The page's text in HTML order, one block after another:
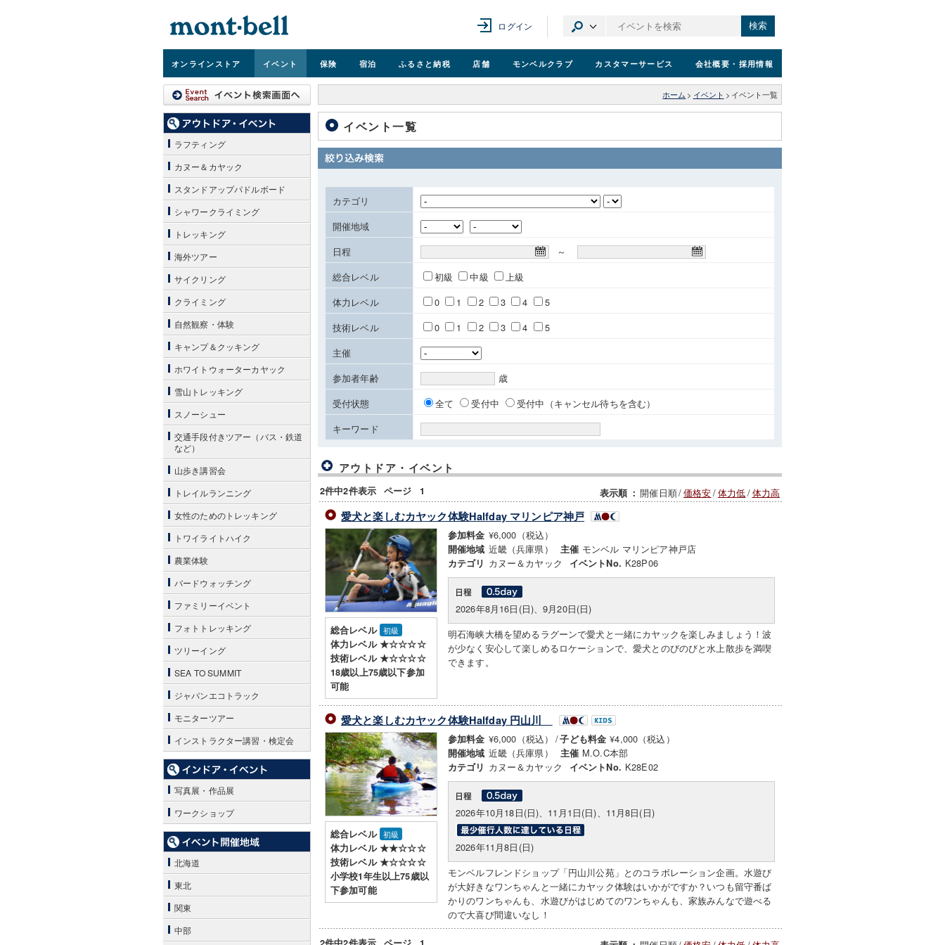
ログイン 検索
オンラインストア イベント 保険 宿泊 ふるさと納税 店舗 モンベルクラブ カスタマーサービス 会社概要 ・採用情報
ホーム > イベント > イベント一覧
イベント一覧
カテゴリ
開催地域
日程
～
総合レベル
初級 中級
上級
体力レベル
0 1 2 3 4
5
技術レベル
0 1 2 3 4
5
主催
参加者年齢
歳
受付状態
全て 受付中
受付中（キャンセル待ちを含む）
キーワード
アウトドア・イベント
2件中2件表示 ページ 1 表示順 ： 開催日順/価格安/体力低/体力高
愛犬と楽しむカヤック体験Halfday マリンピア神戸
総合レベル 初級
体力レベル ★☆☆☆☆
技術レベル ★☆☆☆☆
18歳以上75歳以下参加
可能
参加料金 ¥6,000（税込）
開催地域 近畿（兵庫県） 主催 モンベル マリンピア神戸店
カテゴリ カヌー＆カヤック イベントNo. K28P06
2026年8月16日(日)、9月20日(日)
明石海峡大橋を望めるラグーンで愛犬と一緒にカヤックを楽しみましょう！波
が少なく安心して楽しめるロケーションで、愛犬とのびのびと水上散歩を満喫
できます。
愛犬と楽しむカヤック体験Halfday 円山川
総合レベル 初級
体力レベル ★★☆☆☆
技術レベル ★☆☆☆☆
小学校1年生以上75歳以
下参加可能
参加料金 ¥6,000（税込） /子ども料金 ¥4,000（税込）
開催地域 近畿（兵庫県） 主催 M.O.C本部
カテゴリ カヌー＆カヤック イベントNo. K28E02
2026年10月18日(日)、11月1日(日)、11月8日(日)
2026年11月8日(日)
モンベルフレンドショップ「円山川公苑」とのコラボレーション企画。水遊び
が大好きなワンちゃんと一緒にカヤック体験はいかがですか？いつも留守番ば
かりのワンちゃんも、水遊びがはじめてのワンちゃんも、家族みんなで遊べる
ので大喜び間違いなし！
ラフティング
カヌー＆カヤック
スタンドアップパドルボード
シャワークライミング
トレッキング
海外ツアー
サイクリング
クライミング
自然観察・体験
キャンプ＆クッキング
ホワイトウォーターカヤック
雪山トレッキング
スノーシュー
交通手段付きツアー（バス・鉄道
など）
山歩き講習会
トレイルランニング
女性のためのトレッキング
トワイライトハイク
農業体験
バードウォッチング
ファミリーイベント
フォトトレッキング
ツリーイング
SEA TO SUMMIT
ジャパンエコトラック
モニターツアー
インストラクター講習・検定会
写真展・作品展
ワークショップ
北海道
東北
関東
中部